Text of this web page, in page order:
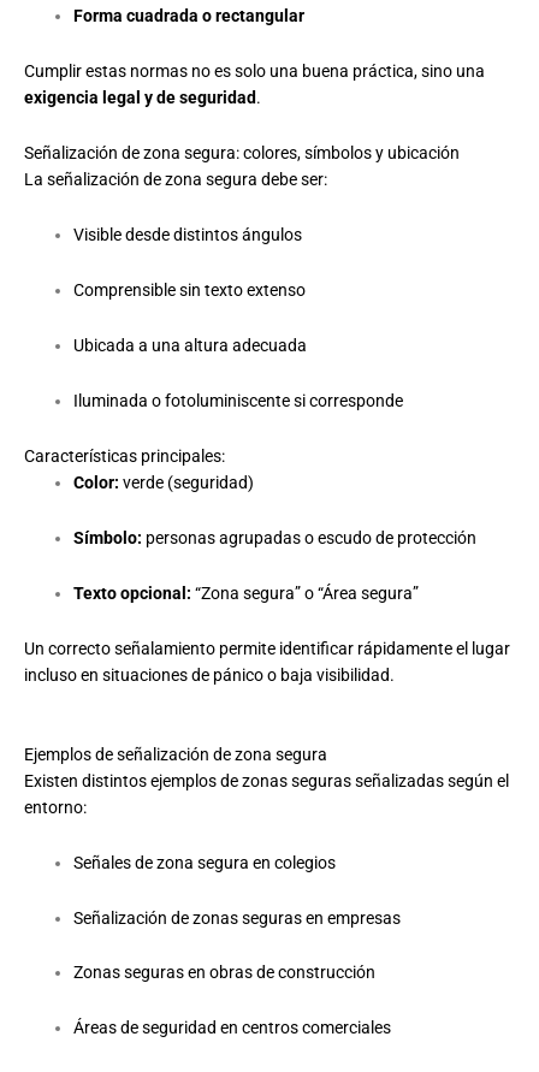
Forma cuadrada o rectangular
Cumplir estas normas no es solo una buena práctica, sino una
exigencia legal y de seguridad.
Señalización de zona segura: colores, símbolos y ubicación
La señalización de zona segura debe ser:
Visible desde distintos ángulos
Comprensible sin texto extenso
Ubicada a una altura adecuada
Iluminada o fotoluminiscente si corresponde
Características principales:
Color: verde (seguridad)
Símbolo: personas agrupadas o escudo de protección
Texto opcional: “Zona segura” o “Área segura”
Un correcto señalamiento permite identificar rápidamente el lugar
incluso en situaciones de pánico o baja visibilidad.
Ejemplos de señalización de zona segura
Existen distintos ejemplos de zonas seguras señalizadas según el
entorno:
Señales de zona segura en colegios
Señalización de zonas seguras en empresas
Zonas seguras en obras de construcción
Áreas de seguridad en centros comerciales